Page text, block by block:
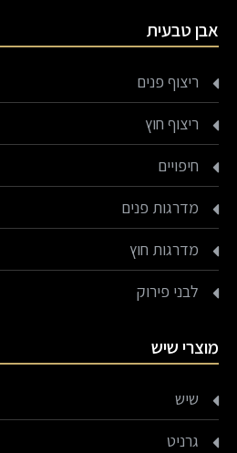
אבן טבעית
ריצוף פנים
ריצוף חוץ
חיפויים
מדרגות פנים
מדרגות חוץ
לבני פירוק
מוצרי שיש
שיש
גרניט